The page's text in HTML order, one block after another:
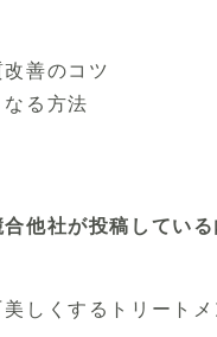
善のコツ
なる方法
合他社が投稿している
しくするトリート